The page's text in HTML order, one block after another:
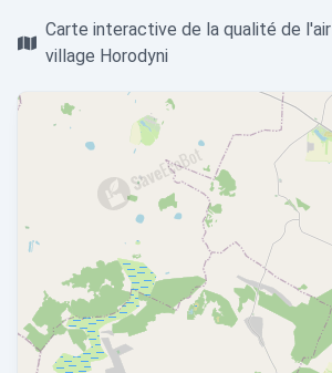
Carte interactive de la qualité de
village Horodyni